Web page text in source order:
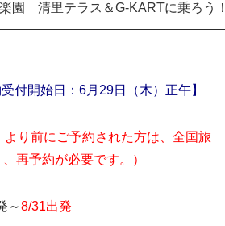
園 清里テラス＆G-KARTに乗ろう
受付開始日：6月29日（木）正午】
より前にご予約された方は、全国旅
再予約が必要です。）
～8/31出発